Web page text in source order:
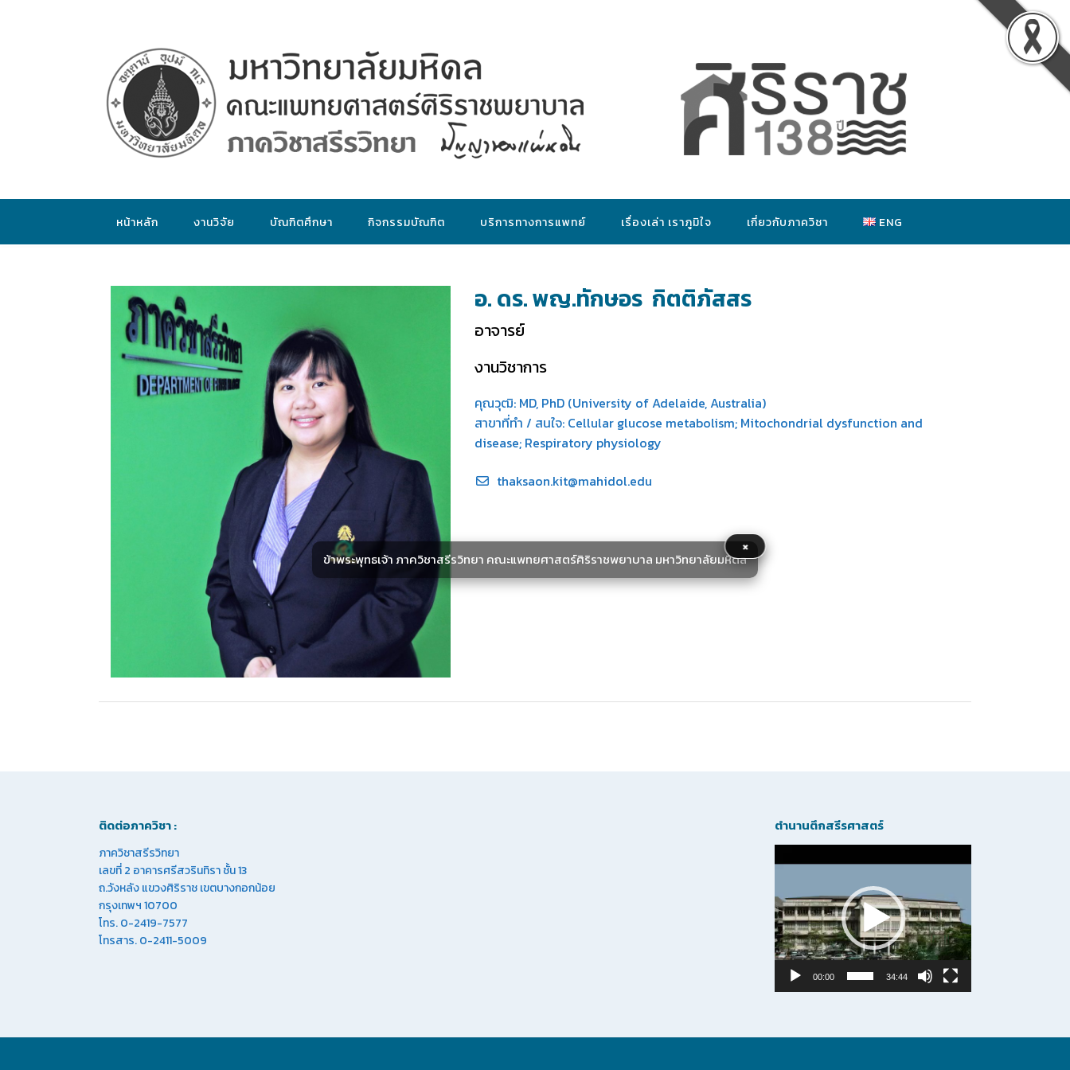
×
ข้าพระพุทธเจ้า ภาควิชาสรีรวิทยา คณะแพทยศาสตร์ศิริราชพยาบาล มหาวิทยาลัยมหิดล
หน้าหลัก งานวิจัย บัณฑิตศึกษา กิจกรรมบัณฑิต บริการทางการแพทย์ เรื่องเล่า เราภูมิใจ เกี่ยวกับภาควิชา ENG
อ. ดร. พญ.ทักษอร กิตติภัสสร
อาจารย์
งานวิชาการ
คุณวุฒิ: MD, PhD (University of Adelaide, Australia)
สาขาที่ทำ / สนใจ: Cellular glucose metabolism; Mitochondrial dysfunction and
disease; Respiratory physiology
thaksaon.kit@mahidol.edu
ติดต่อภาควิชา :
ภาควิชาสรีรวิทยา
เลขที่ 2 อาคารศรีสวรินทิรา ชั้น 13
ถ.วังหลัง แขวงศิริราช เขตบางกอกน้อย
กรุงเทพฯ 10700
โทร. 0-2419-7577
โทรสาร. 0-2411-5009
ตำนานตึกสรีรศาสตร์
Player
00:00 34:44